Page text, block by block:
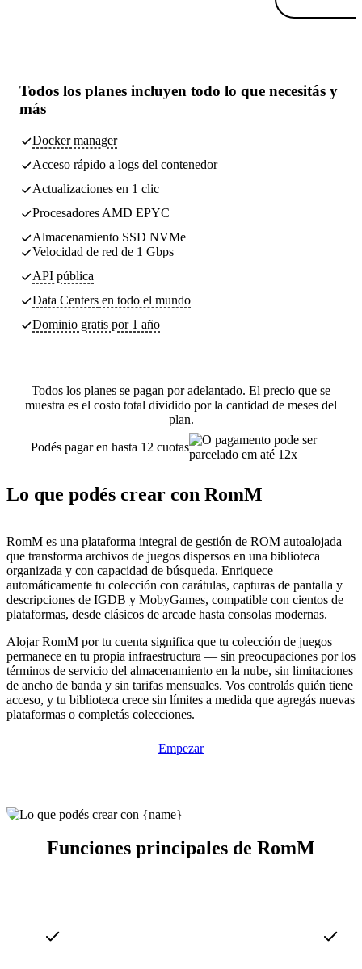
Todos los planes incluyen todo lo que necesitás y
más
Docker manager
Acceso rápido a logs del contenedor
Actualizaciones en 1 clic
Procesadores AMD EPYC
Almacenamiento SSD NVMe
Velocidad de red de 1 Gbps
API pública
Data Centers en todo el mundo
Dominio gratis por 1 año
Todos los planes se pagan por adelantado. El precio que se
muestra es el costo total dividido por la cantidad de meses del
plan.
Podés pagar en hasta 12 cuotas
Lo que podés crear con RomM
RomM es una plataforma integral de gestión de ROM autoalojada
que transforma archivos de juegos dispersos en una biblioteca
organizada y con capacidad de búsqueda. Enriquece
automáticamente tu colección con carátulas, capturas de pantalla y
descripciones de IGDB y MobyGames, compatible con cientos de
plataformas, desde clásicos de arcade hasta consolas modernas.
Alojar RomM por tu cuenta significa que tu colección de juegos
permanece en tu propia infraestructura — sin preocupaciones por los
términos de servicio del almacenamiento en la nube, sin limitaciones
de ancho de banda y sin tarifas mensuales. Vos controlás quién tiene
acceso, y tu biblioteca crece sin límites a medida que agregás nuevas
plataformas o completás colecciones.
Empezar
Funciones principales de RomM